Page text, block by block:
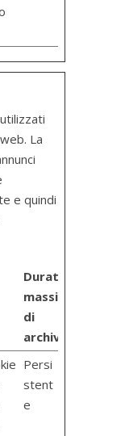
La
e quindi
Durata
massima
di
archiviazione
Persi
stent
e